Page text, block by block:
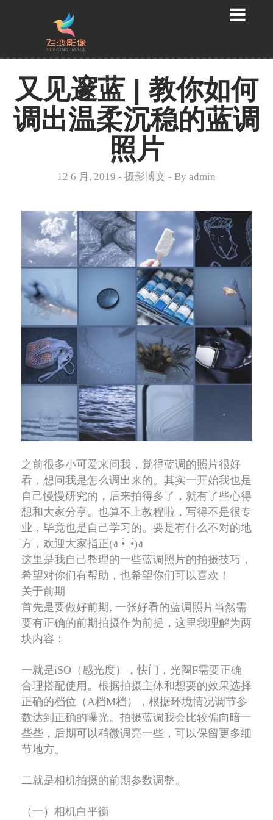
又见邃蓝 | 教你如何
调出温柔沉稳的蓝调
照片
12 6 月, 2019 - 摄影博文 - By admin
之前很多小可爱来问我，觉得蓝调的照片很好
看，想问我是怎么调出来的。其实一开始我也是
自己慢慢研究的，后来拍得多了，就有了些心得
想和大家分享。也算不上教程啦，写得不是很专
业，毕竟也是自己学习的。要是有什么不对的地
方，欢迎大家指正(ง •̀_•́)ง
这里是我自己整理的一些蓝调照片的拍摄技巧，
希望对你们有帮助，也希望你们可以喜欢！
关于前期
首先是要做好前期, 一张好看的蓝调照片当然需
要有正确的前期拍摄作为前提，这里我理解为两
块内容：
一就是iSO（感光度），快门，光圈F需要正确
合理搭配使用。根据拍摄主体和想要的效果选择
正确的档位（A档M档），根据环境情况调节参
数达到正确的曝光。拍摄蓝调我会比较偏向暗一
些些，后期可以稍微调亮一些，可以保留更多细
节地方。
二就是相机拍摄的前期参数调整。
（一）相机白平衡